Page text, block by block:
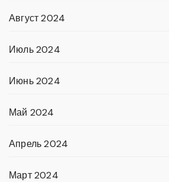
Август 2024
Июль 2024
Июнь 2024
Май 2024
Апрель 2024
Март 2024